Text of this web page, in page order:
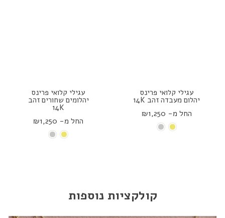
עגילי קלואי פרינס
יהלום מעבדה זהב 14K
החל מ- ₪1,250
עגילי קלואי פרינס
יהלומים שחורים זהב
14K
החל מ- ₪1,250
קולקציות נוספות